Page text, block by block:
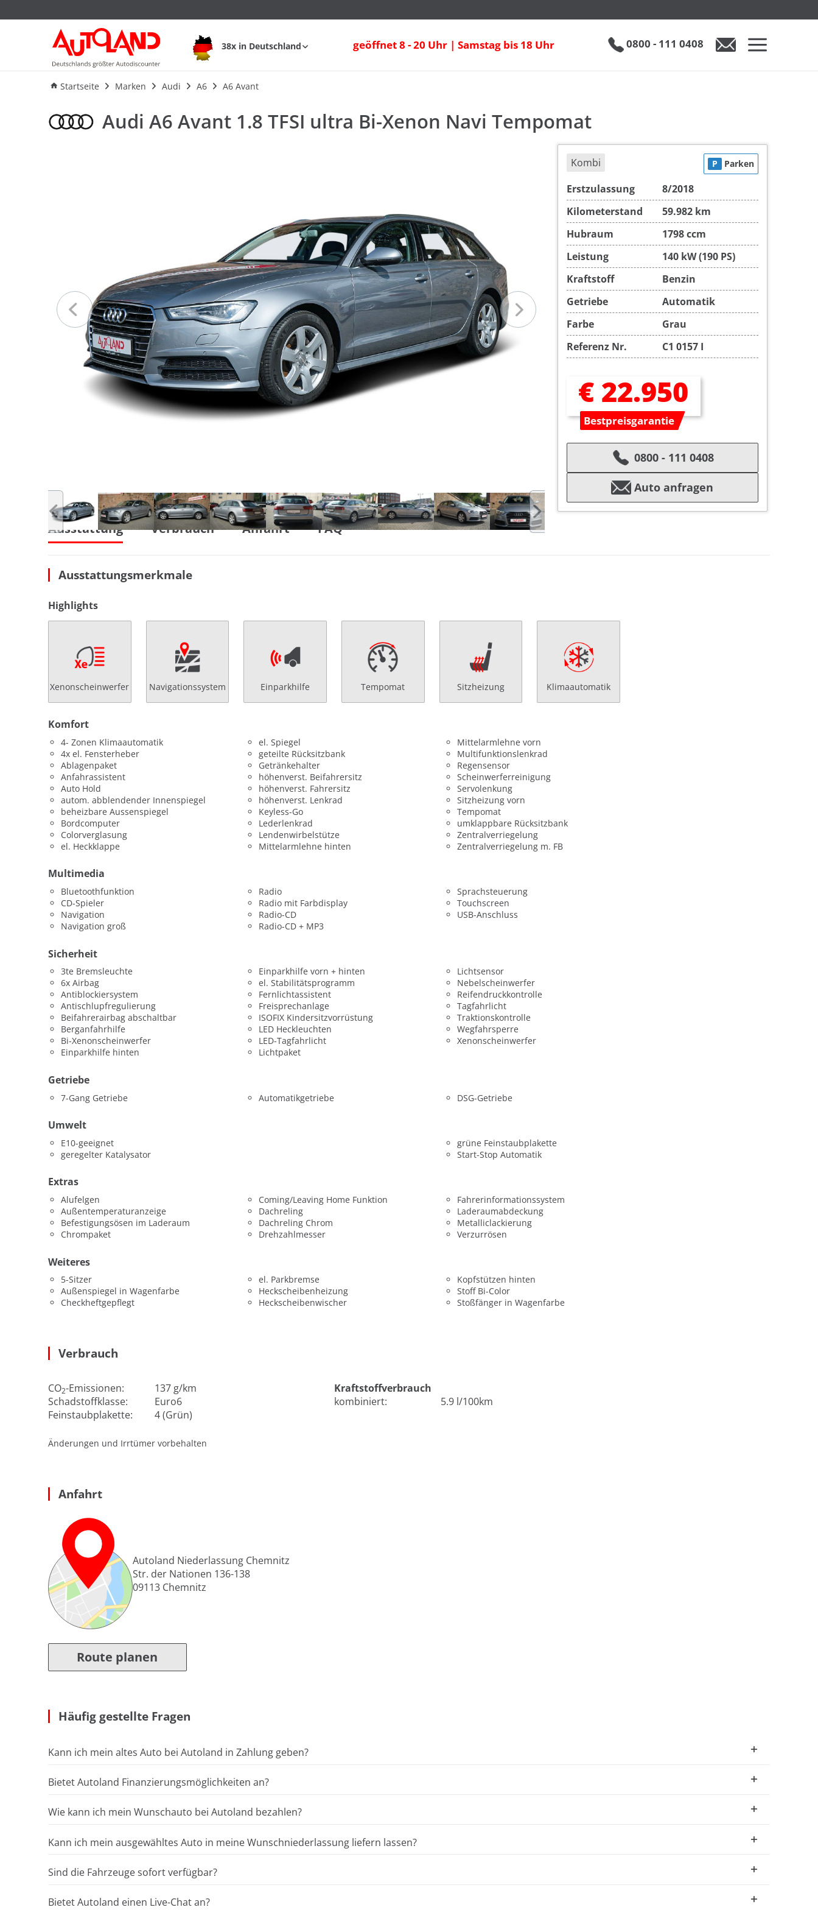
38x in Deutschland geöffnet 8 - 20 Uhr | Samstag bis 18 Uhr 0800 - 111 0408
Startseite Marken Audi A6 A6 Avant
Audi A6 Avant 1.8 TFSI ultra Bi-Xenon Navi Tempomat
Ausstattung Verbrauch
Audi A6 Avant 1.8 TFSI ultra Bi-Xenon Navi Tempomat
Kombi P Parken
Erstzulassung
8/2018
Kilometerstand
59.982 km
Hubraum
1798 ccm
Leistung
140 kW (190 PS)
Kraftstoff
Benzin
Getriebe
Automatik
Farbe
Grau
Referenz Nr.
C1 0157 I
€ 22.950
Bestpreisgarantie
0800 - 111 0408
Auto anfragen
Ausstattung Verbrauch Anfahrt FAQ
Ausstattungsmerkmale
Highlights
Xenonscheinwerfer Navigationssystem Einparkhilfe Tempomat Sitzheizung Klimaautomatik
Komfort
4- Zonen Klimaautomatik
4x el. Fensterheber
Ablagenpaket
Anfahrassistent
Auto Hold
autom. abblendender Innenspiegel
beheizbare Aussenspiegel
Bordcomputer
Colorverglasung
el. Heckklappe
el. Spiegel
geteilte Rücksitzbank
Getränkehalter
höhenverst. Beifahrersitz
höhenverst. Fahrersitz
höhenverst. Lenkrad
Keyless-Go
Lederlenkrad
Lendenwirbelstütze
Mittelarmlehne hinten
Mittelarmlehne vorn
Multifunktionslenkrad
Regensensor
Scheinwerferreinigung
Servolenkung
Sitzheizung vorn
Tempomat
umklappbare Rücksitzbank
Zentralverriegelung
Zentralverriegelung m. FB
Multimedia
Bluetoothfunktion
CD-Spieler
Navigation
Navigation groß
Radio
Radio mit Farbdisplay
Radio-CD
Radio-CD + MP3
Sprachsteuerung
Touchscreen
USB-Anschluss
Sicherheit
3te Bremsleuchte
6x Airbag
Antiblockiersystem
Antischlupfregulierung
Beifahrerairbag abschaltbar
Berganfahrhilfe
Bi-Xenonscheinwerfer
Einparkhilfe hinten
Einparkhilfe vorn + hinten
el. Stabilitätsprogramm
Fernlichtassistent
Freisprechanlage
ISOFIX Kindersitzvorrüstung
LED Heckleuchten
LED-Tagfahrlicht
Lichtpaket
Lichtsensor
Nebelscheinwerfer
Reifendruckkontrolle
Tagfahrlicht
Traktionskontrolle
Wegfahrsperre
Xenonscheinwerfer
Getriebe
7-Gang Getriebe Automatikgetriebe DSG-Getriebe
Umwelt
E10-geeignet
geregelter Katalysator
grüne Feinstaubplakette
Start-Stop Automatik
Extras
Alufelgen
Außentemperaturanzeige
Befestigungsösen im Laderaum
Chrompaket
Coming/Leaving Home Funktion
Dachreling
Dachreling Chrom
Drehzahlmesser
Fahrerinformationssystem
Laderaumabdeckung
Metalliclackierung
Verzurrösen
Weiteres
5-Sitzer
Außenspiegel in Wagenfarbe
Checkheftgepflegt
el. Parkbremse
Heckscheibenheizung
Heckscheibenwischer
Kopfstützen hinten
Stoff Bi-Color
Stoßfänger in Wagenfarbe
Verbrauch
CO2-Emissionen:
137 g/km
Schadstoffklasse:
Euro6
Feinstaubplakette:
4 (Grün)
Kraftstoffverbrauch
kombiniert:
5.9 l/100km
Änderungen und Irrtümer vorbehalten
Anfahrt
Autoland Niederlassung Chemnitz
Str. der Nationen 136-138
09113 Chemnitz
Route planen
Häufig gestellte Fragen
Kann ich mein altes Auto bei Autoland in Zahlung geben?
Bietet Autoland Finanzierungsmöglichkeiten an?
Wie kann ich mein Wunschauto bei Autoland bezahlen?
Kann ich mein ausgewähltes Auto in meine Wunschniederlassung liefern lassen?
Sind die Fahrzeuge sofort verfügbar?
Bietet Autoland einen Live-Chat an?